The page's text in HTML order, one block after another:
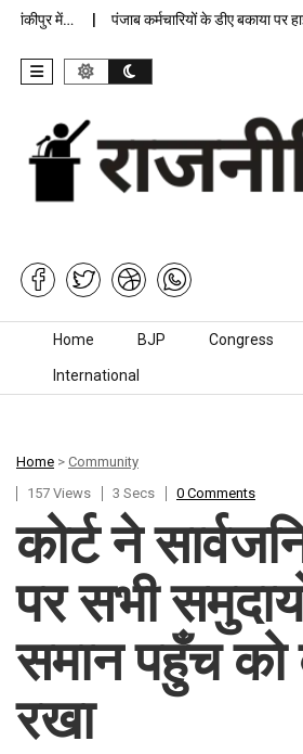
में… पंजाब कर्मचारियों के डीए बकाया पर
Skip to content
Home BJP Congress
International
Home > Community
157 Views
3 Secs 0 Comments
कोर्ट ने
पर सभी
समान पहुँच को
रखा